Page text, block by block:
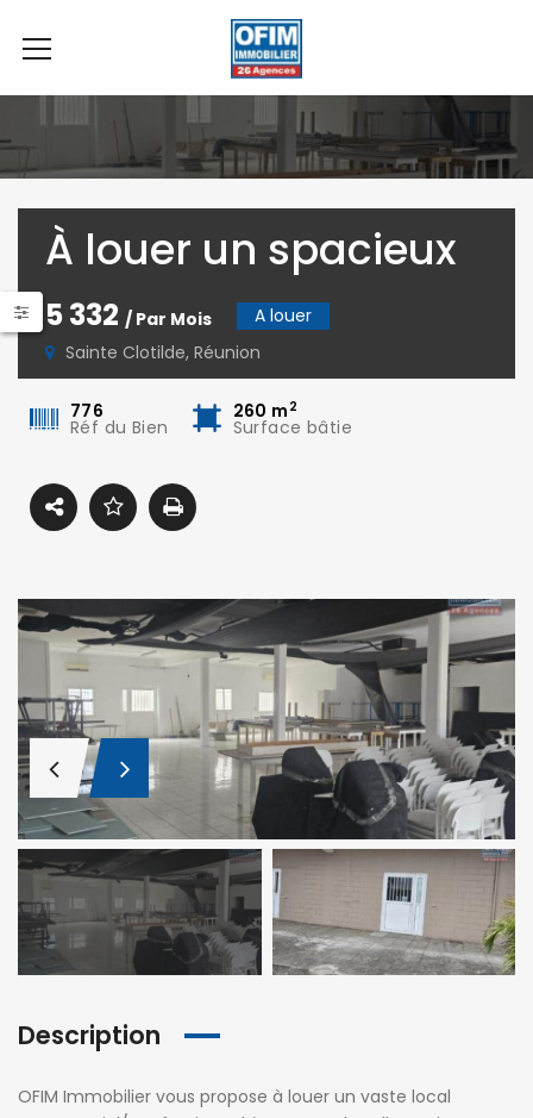
À louer un spacieux
local commercial de
260m2 à proximité
du Boulevard Sud à
Sainte Clotilde
5 332 / Par Mois
A louer
Sainte Clotilde, Réunion
776
Réf du Bien
260 m 2
Surface bâtie
Description
OFIM Immobilier vous propose à louer un vaste local